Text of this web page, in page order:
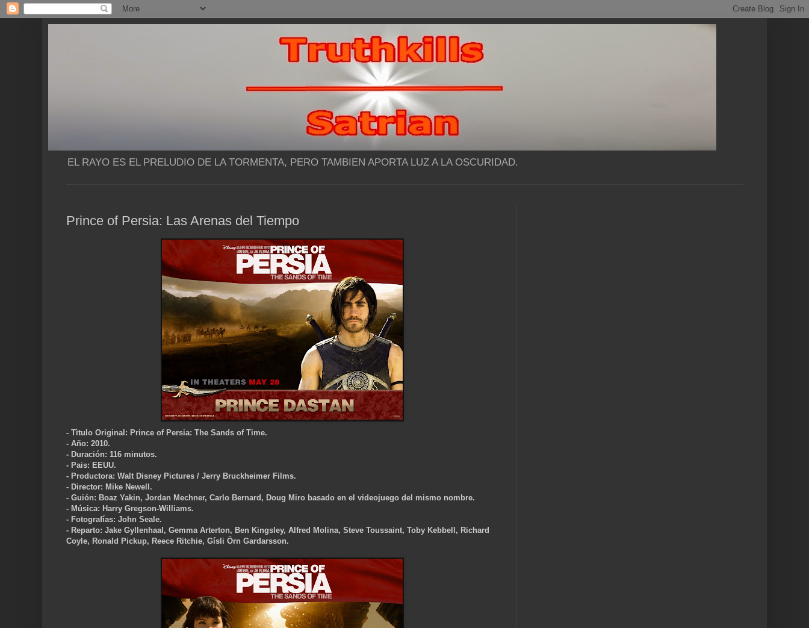
EL RAYO ES EL PRELUDIO DE LA TORMENTA, PERO TAMBIEN APORTA LUZ A LA OSCURIDAD.
Prince of Persia: Las Arenas del Tiempo
- Tìtulo Original: Prince of Persia: The Sands of Time.
- Año: 2010.
- Duración: 116 minutos.
- Pais: EEUU.
- Productora: Walt Disney Pictures / Jerry Bruckheimer Films.
- Director: Mike Newell.
- Guión: Boaz Yakin, Jordan Mechner, Carlo Bernard, Doug Miro basado en el videojuego del mismo nombre.
- Música: Harry Gregson-Williams.
- Fotografías: John Seale.
- Reparto: Jake Gyllenhaal, Gemma Arterton, Ben Kingsley, Alfred Molina, Steve Toussaint, Toby Kebbell, Richard
Coyle, Ronald Pickup, Reece Ritchie, Gísli Örn Gardarsson.